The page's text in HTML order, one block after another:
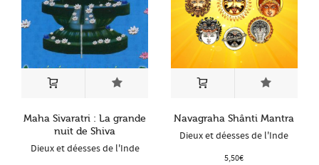
Maha Sivaratri : La grande
nuit de Shiva
Dieux et déesses de l'Inde
Navagraha Shânti Mantra
Dieux et déesses de l'Inde
5,50€